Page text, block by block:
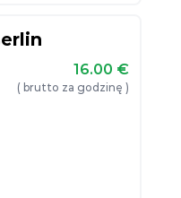
16.00 €
( brutto za godzinę )